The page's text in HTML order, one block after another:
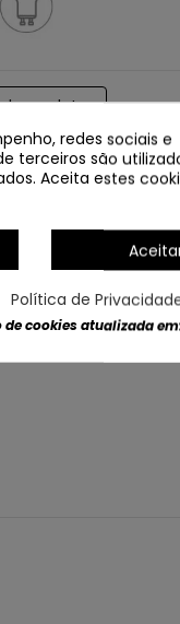
produto
redes sociais e
terceiros são
Aceita estes
Política de
de cookies atualizada